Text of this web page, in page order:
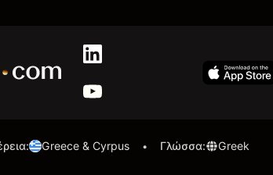
: Greece & Cyrpus • Γλώσσα: Greek